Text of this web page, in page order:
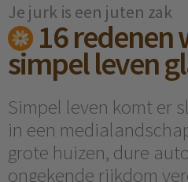
Je jurk is een juten zak
16 redenen
simpel leven
Simpel leven komt er
in een
grote huizen, dure
ongekende rijkdom